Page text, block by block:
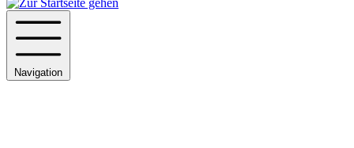
Navigation